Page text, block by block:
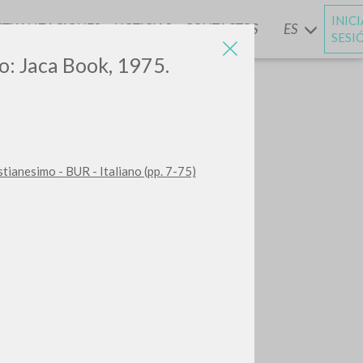
Jaca Book, 1975.
- BUR - Italiano (pp. 7-75)
YNOTICIAS CONTACTOS ES